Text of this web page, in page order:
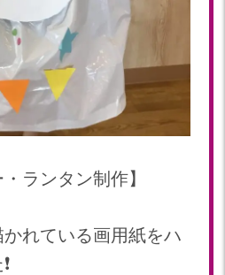
ランタン制作】
れている画用紙をハ